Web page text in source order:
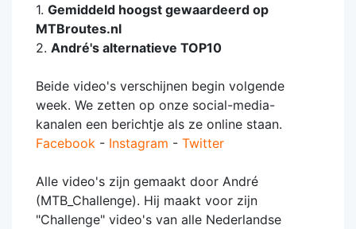
1. Gemiddeld hoogst gewaardeerd op
MTBroutes.nl
2. André's alternatieve TOP10
Beide video's verschijnen begin volgende
week. We zetten op onze social-media-
kanalen een berichtje als ze online staan.
Facebook - Instagram - Twitter
Alle video's zijn gemaakt door André
(MTB_Challenge). Hij maakt voor zijn
"Challenge" video's van alle Nederlandse